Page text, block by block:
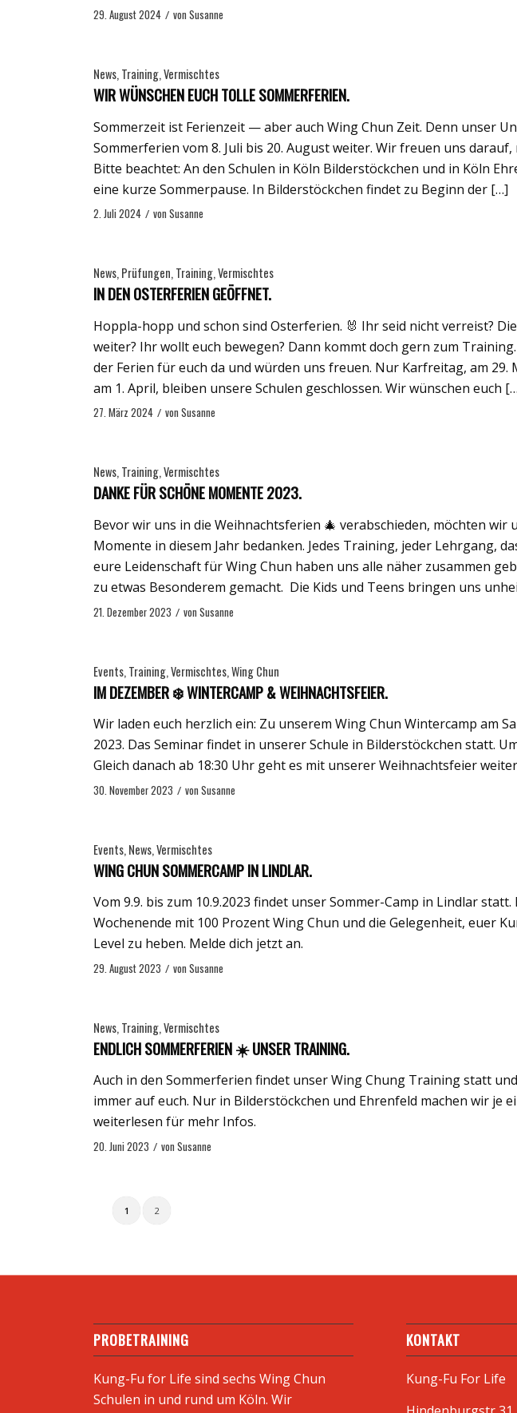
29. August 2024 / vonSusanne
News, Training,Vermischtes
WIR WÜNSCHEN EUCH TOLLE SOMMERFERIEN.
Sommerzeit ist Ferienzeit — aber auch Wing Chun Zeit. Denn unser
Sommerferien vom 8. Juli bis 20. August weiter. Wir freuen uns
Bitte beachtet: An den Schulen in Köln Bilderstöckchen und in Köln
eine kurze Sommerpause. In Bilderstöckchen findet zu Beginn der […]
2. Juli 2024 / vonSusanne
News, Prüfungen, Training,Vermischtes
IN DEN OSTERFERIEN GEÖFFNET.
Hoppla-hopp und schon sind Osterferien. 🐰 Ihr seid nicht verreist?
weiter? Ihr wollt euch bewegen? Dann kommt doch gern zum
der Ferien für euch da und würden uns freuen. Nur Karfreitag, am 29.
am 1. April, bleiben unsere Schulen geschlossen. Wir wünschen euch
27. März 2024 / vonSusanne
News,Training,Vermischtes
DANKE FÜR SCHÖNE MOMENTE 2023.
Bevor wir uns in die Weihnachtsferien 🎄 verabschieden, möchten wir
Momente in diesem Jahr bedanken. Jedes Training, jeder Lehrgang,
eure Leidenschaft für Wing Chun haben uns alle näher zusammen
zu etwas Besonderem gemacht. Die Kids und Teens bringen uns
21. Dezember 2023 / vonSusanne
Events, Training,Vermischtes,Wing Chun
IM DEZEMBER ❄️ WINTERCAMP & WEIHNACHTSFEIER.
Wir laden euch herzlich ein: Zu unserem Wing Chun Wintercamp am
2023. Das Seminar findet in unserer Schule in Bilderstöckchen statt.
Gleich danach ab 18:30 Uhr geht es mit unserer Weihnachtsfeier
30. November 2023 / vonSusanne
Events, News,Vermischtes
WING CHUN SOMMERCAMP IN LINDLAR.
Vom 9.9. bis zum 10.9.2023 findet unser Sommer-Camp in Lindlar
Wochenende mit 100 Prozent Wing Chun und die Gelegenheit, euer
Level zu heben. Melde dich jetzt an.
29. August 2023 / vonSusanne
News, Training,Vermischtes
ENDLICH SOMMERFERIEN ☀️ UNSER TRAINING.
Auch in den Sommerferien findet unser Wing Chung Training statt
immer auf euch. Nur in Bilderstöckchen und Ehrenfeld machen wir je
weiterlesen für mehr Infos.
20. Juni 2023 / vonSusanne
1 2
PROBETRAINING
Kung-Fu for Life sind sechs Wing Chun
Schulen in und rund um Köln. Wir
KONTAKT
Kung-Fu For Life